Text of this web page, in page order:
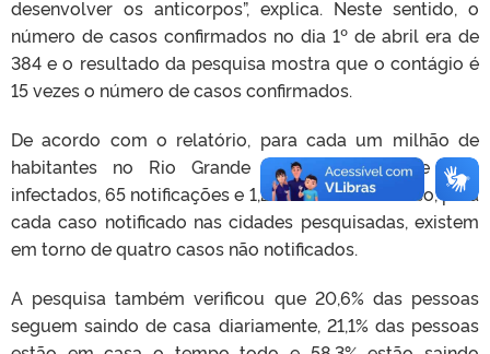
desenvolver os anticorpos”, explica. Neste sentido, o
número de casos confirmados no dia 1º de abril era de
384 e o resultado da pesquisa mostra que o contágio é
15 vezes o número de casos confirmados.
De acordo com o relatório, para cada um milhão de
habitantes no Rio Grande do Sul, estima-se 500
infectados, 65 notificações e 1,2 mortos. Além disso, para
cada caso notificado nas cidades pesquisadas, existem
em torno de quatro casos não notificados.
A pesquisa também verificou que 20,6% das pessoas
seguem saindo de casa diariamente, 21,1% das pessoas